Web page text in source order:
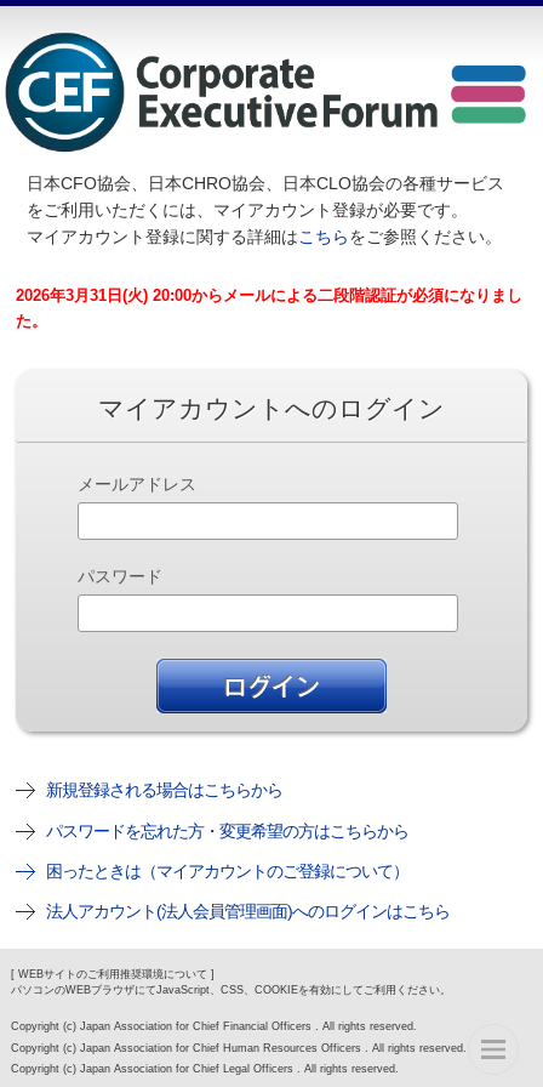
日本CFO協会、日本CHRO協会、日本CLO協会の各種サービス
をご利用いただくには、マイアカウント登録が必要です。
マイアカウント登録に関する詳細はこちらをご参照ください。
2026年3月31日(火) 20:00からメールによる二段階認証が必須になりまし
た。
マイアカウントへのログイン
メールアドレス
パスワード
新規登録される場合はこちらから
パスワードを忘れた方・変更希望の方はこちらから
困ったときは（マイアカウントのご登録について）
法人アカウント(法人会員管理画面)へのログインはこちら
[ WEBサイトのご利用推奨環境について ]
パソコンのWEBブラウザにてJavaScript、CSS、COOKIEを有効にしてご利用ください。
Copyright (c) Japan Association for Chief Financial Officers . All rights reserved.
Copyright (c) Japan Association for Chief Human Resources Officers . All rights reserved.
Copyright (c) Japan Association for Chief Legal Officers . All rights reserved.